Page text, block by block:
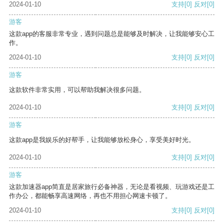
2024-01-10
支持[0] 反对[0]
游客
这款app的客服非常专业，遇到问题总是能够及时解决，让我能够安心工
作。
2024-01-10
支持[0] 反对[0]
游客
这款软件非常实用，可以帮助我解决很多问题。
2024-01-10 支持[0] 反对[0]
游客
这款app是我娱乐的好帮手，让我能够放松身心，享受美好时光。
2024-01-10 支持[0] 反对[0]
游客
这款加速器app简直是居家旅行必备神器，无论是看视频、玩游戏还是工
作办公，都能畅享高速网络，再也不用担心网速卡顿了。
2024-01-10
支持[0] 反对[0]